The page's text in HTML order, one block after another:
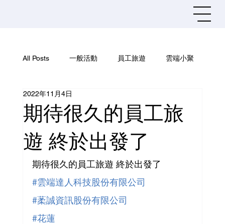
All Posts 一般活動 員工旅遊 雲端小聚
社團活動
期待很久的員工旅
遊 終於出發了
2022年11月4日
期待很久的員工旅遊 終於出發了
#雲端達人科技股份有限公司
#葇誠資訊股份有限公司
#花蓮